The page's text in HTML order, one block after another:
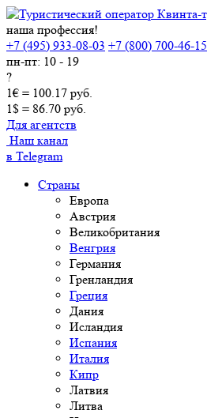
наша профессия!
+7 (495) 933-08-03 +7 (800) 700-46-15
пн-пт: 10 - 19
?
1€ = 100.17 руб.
1$ = 86.70 руб.
Для агентств
Наш канал
в Telegram
Страны
Европа
Австрия
Великобритания
Венгрия
Германия
Гренландия
Греция
Дания
Исландия
Испания
Италия
Кипр
Латвия
Литва